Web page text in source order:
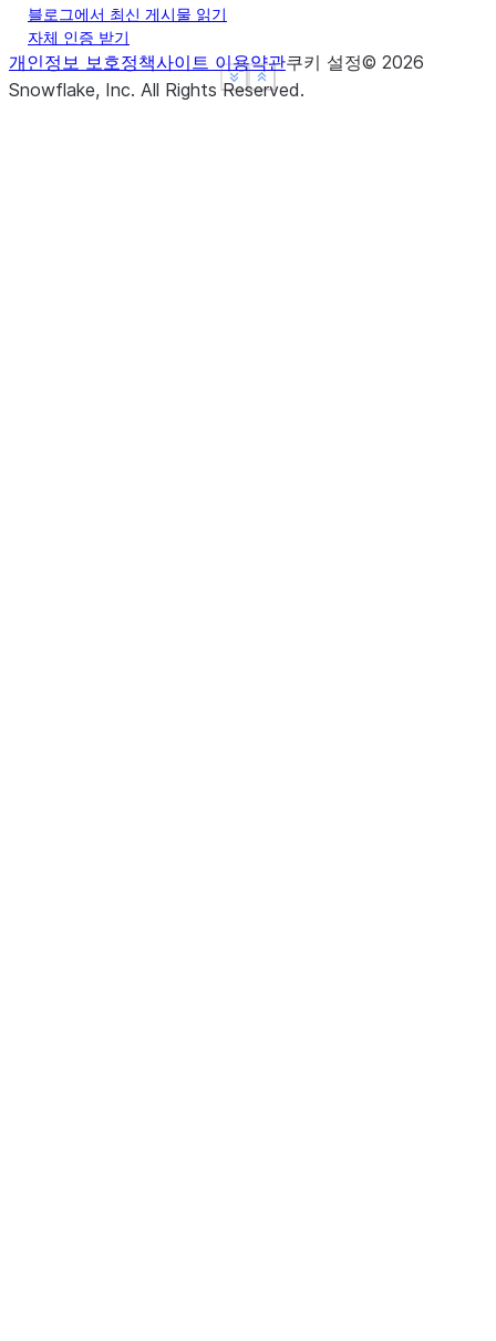
Show less
See more
Show less
See more
블로그에서 최신 게시물 읽기
자체 인증 받기
개인정보 보호정책사이트 이용약관쿠키 설정© 2026
Snowflake, Inc. All Rights Reserved.